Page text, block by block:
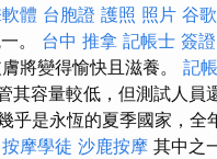
體 台胞證 護照 照片 谷
。 台中 推拿 記帳士 簽證
將變得愉快且滋養。 記
容量較低，但測試人員
乎是永恆的夏季國家，全
按摩學徒 沙鹿按摩 其中之